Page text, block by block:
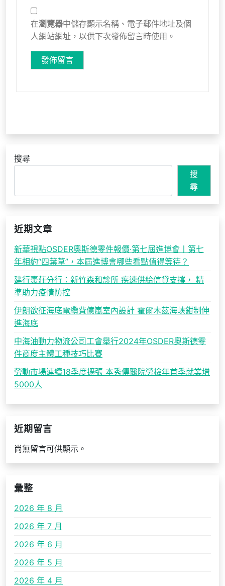
在瀏覽器中儲存顯示名稱、電子郵件地址及個
人網站網址，以供下次發佈留言時使用。
搜尋
搜
尋
近期文章
新華視點OSDER奧斯德零件報價·第七屆進博會丨第七
年相約“四葉草”，本屆進博會哪些看點值得等待？
建行棗莊分行：新竹森和診所 疾速供給信貸支撐， 精
準助力疫情防控
伊朗欲征海底電纜費億嵐室內設計 霍爾木茲海峽鉗制伸
進海底
中海油動力物流公司工會舉行2024年OSDER奧斯德零
件商度主體工種技巧比賽
勞動市場連續18季度擴張 本秀傳醫院勞檢年首季就業增
5000人
近期留言
尚無留言可供顯示。
彙整
2026 年 8 月
2026 年 7 月
2026 年 6 月
2026 年 5 月
2026 年 4 月